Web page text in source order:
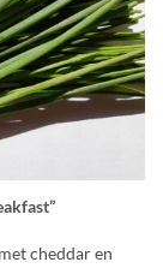
cheddar en